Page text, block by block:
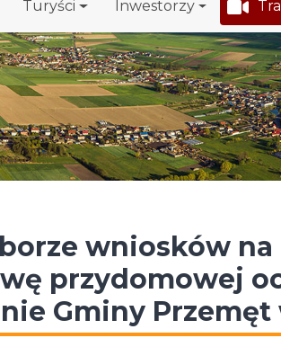
Turyści Inwestorzy
wniosków
przydomowej
Gminy Przemęt